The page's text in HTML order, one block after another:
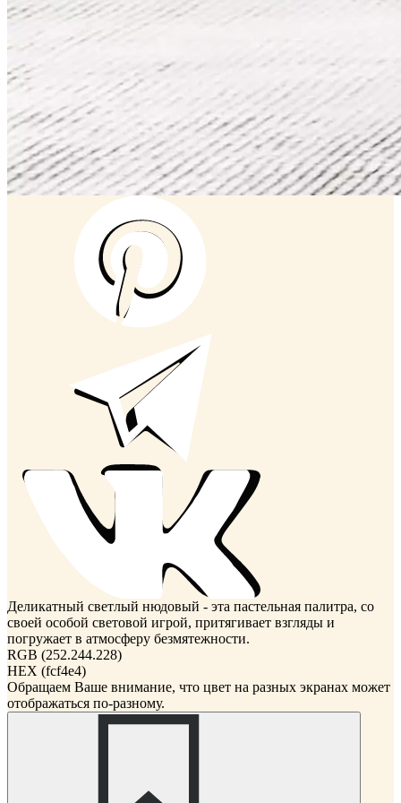
Деликатный светлый нюдовый - эта пастельная палитра, со
своей особой световой игрой, притягивает взгляды и
погружает в атмосферу безмятежности.
RGB (252.244.228)
HEX (fcf4e4)
Обращаем Ваше внимание, что цвет на разных экранах может
отображаться по-разному.